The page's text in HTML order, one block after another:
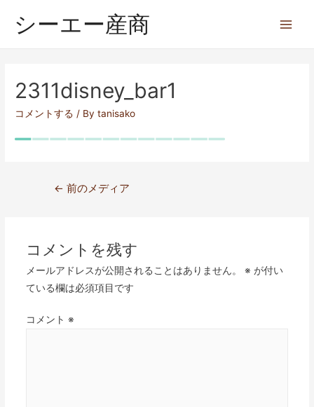
シーエー産商
2311disney_bar1
コメントする / Bytanisako
← 前のメディア
コメントを残す
メールアドレスが公開されることはありません。 ※ が付い
ている欄は必須項目です
コメント ※